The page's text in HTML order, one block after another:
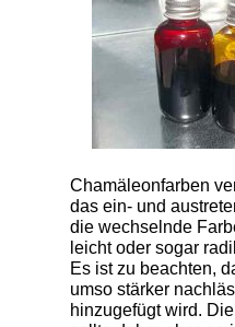
Chamäleonfarben
das ein- und
die wechselnde
leicht oder sogar
Es ist zu beachten,
umso stärker
hinzugefügt wird.